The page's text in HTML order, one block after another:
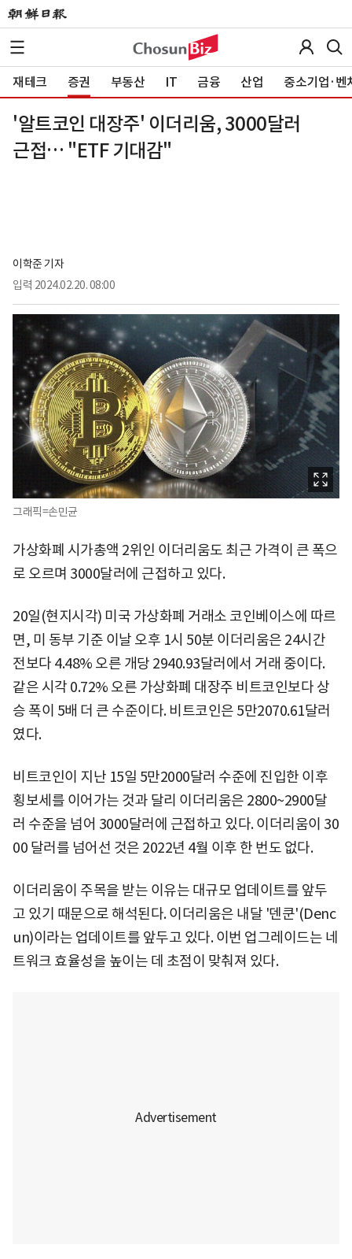
재테크 증권 부동산 IT 금융 산업 중소기업·벤
'알트코인 대장주' 이더리움, 3000달러
근접… "ETF 기대감"
이학준 기자
입력 2024.02.20. 08:00
그래픽=손민균
가상화폐 시가총액 2위인 이더리움도 최근 가격이 큰 폭으
로 오르며 3000달러에 근접하고 있다.
20일(현지시각) 미국 가상화폐 거래소 코인베이스에 따르
면, 미 동부 기준 이날 오후 1시 50분 이더리움은 24시간
전보다 4.48% 오른 개당 2940.93달러에서 거래 중이다.
같은 시각 0.72% 오른 가상화폐 대장주 비트코인보다 상
승 폭이 5배 더 큰 수준이다. 비트코인은 5만2070.61달러
였다.
비트코인이 지난 15일 5만2000달러 수준에 진입한 이후
횡보세를 이어가는 것과 달리 이더리움은 2800~2900달
러 수준을 넘어 3000달러에 근접하고 있다. 이더리움이 30
00 달러를 넘어선 것은 2022년 4월 이후 한 번도 없다.
이더리움이 주목을 받는 이유는 대규모 업데이트를 앞두
고 있기 때문으로 해석된다. 이더리움은 내달 '덴쿤'(Denc
un)이라는 업데이트를 앞두고 있다. 이번 업그레이드는 네
트워크 효율성을 높이는 데 초점이 맞춰져 있다.